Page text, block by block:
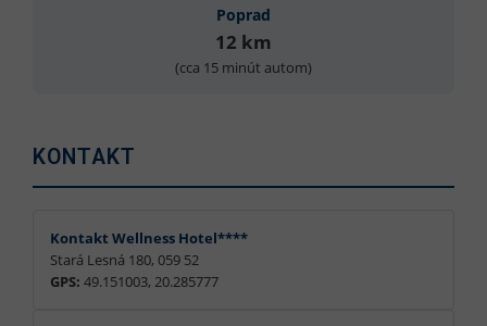
Poprad
12 km
(cca 15 minút autom)
KONTAKT
Kontakt Wellness Hotel****
Stará Lesná 180, 059 52
GPS: 49.151003, 20.285777